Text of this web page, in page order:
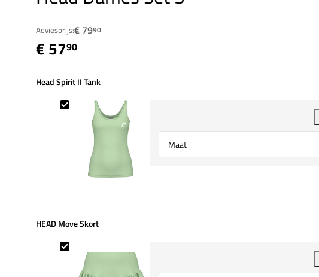
Adviesprijs:€ 7990
€ 5790
Head Spirit II Tank
Head Spirit II Tank
HEAD Move Skort
HEAD Move Skort